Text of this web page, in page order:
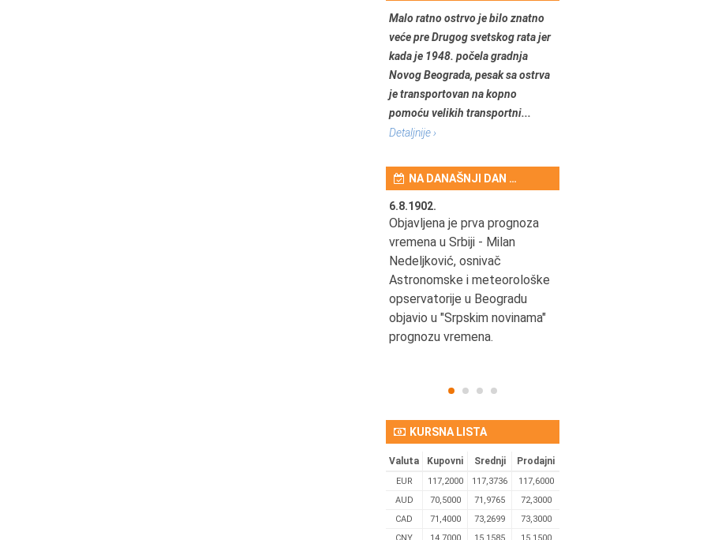
Malo ratno ostrvo je bilo znatno
veće pre Drugog svetskog rata jer
kada je 1948. počela gradnja
Novog Beograda, pesak sa ostrva
je transportovan na kopno
pomoću velikih transportni...
Detaljnije ›
NA DANAŠNJI DAN …
6.8.1902.
Objavljena je prva prognoza
vremena u Srbiji - Milan
Nedeljković, osnivač
Astronomske i meteorološke
opservatorije u Beogradu
objavio u "Srpskim novinama"
prognozu vremena.
KURSNA LISTA
Valuta Kupovni Srednji Prodajni
EUR 117,2000 117,3736
117,6000
AUD
70,5000 71,9765
72,3000
CAD
71,4000 73,2699
73,3000
CNY
14,7000 15,1585 15,1500